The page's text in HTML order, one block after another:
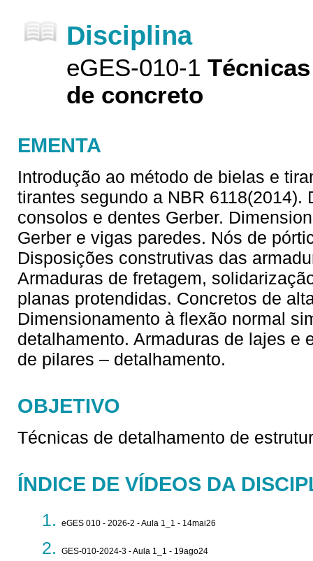
Disciplina
eGES-010-1
de concreto
EMENTA
Introdução ao método de bielas e
tirantes segundo a NBR
consolos e dentes Gerber.
Gerber e vigas paredes. Nós de
Disposições construtivas das
Armaduras de fretagem,
planas protendidas. Concretos de
Dimensionamento à flexão normal
detalhamento. Armaduras de lajes e
de pilares – detalhamento.
OBJETIVO
Técnicas de detalhamento de
ÍNDICE DE VÍDEOS DA
eGES 010 - 2026-2 - Aula 1_1 - 14mai26
GES-010-2024-3 - Aula 1_1 - 19ago24